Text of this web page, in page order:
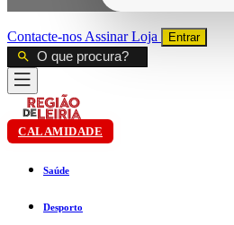
Contacte-nos AssinarLoja Entrar
CALAMIDADE
Saúde
Desporto